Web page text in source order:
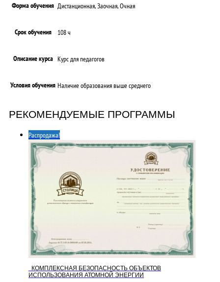
Форма обучения Дистанционная, Заочная, Очная
Срок обучения 108 ч
Описание курса Курс для педагогов
Условия обучения Наличие образования выше среднего
РЕКОМЕНДУЕМЫЕ ПРОГРАММЫ
Распродажа!
КОМПЛЕКСНАЯ БЕЗОПАСНОСТЬ ОБЪЕКТОВ
ИСПОЛЬЗОВАНИЯ АТОМНОЙ ЭНЕРГИИ